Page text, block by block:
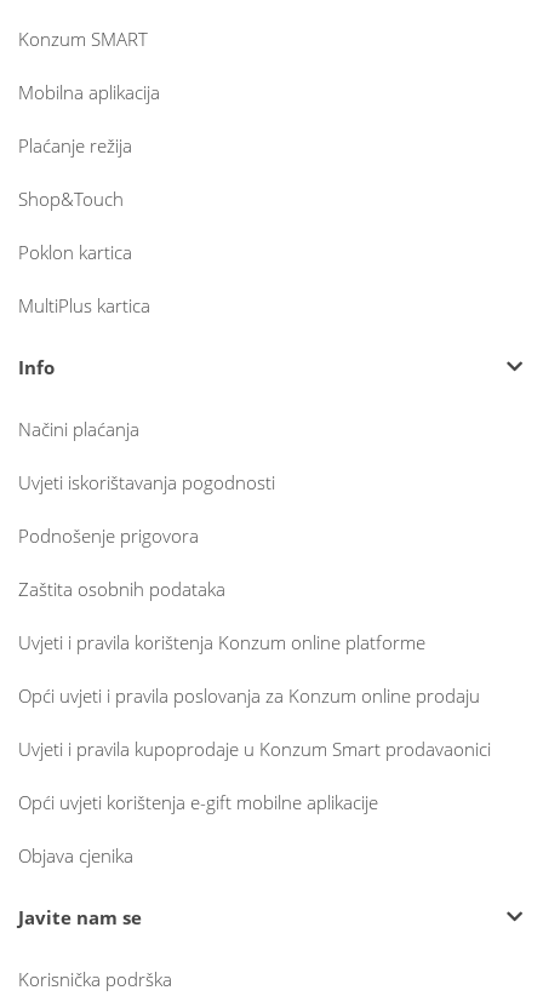
Konzum SMART
Mobilna aplikacija
Plaćanje režija
Shop&Touch
Poklon kartica
MultiPlus kartica
Info
Načini plaćanja
Uvjeti iskorištavanja pogodnosti
Podnošenje prigovora
Zaštita osobnih podataka
Uvjeti i pravila korištenja Konzum online platforme
Opći uvjeti i pravila poslovanja za Konzum online prodaju
Uvjeti i pravila kupoprodaje u Konzum Smart prodavaonici
Opći uvjeti korištenja e-gift mobilne aplikacije
Objava cjenika
Javite nam se
Korisnička podrška